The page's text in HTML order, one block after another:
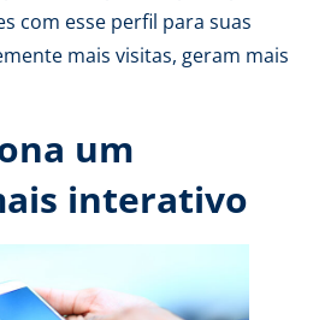
com esse perfil para suas
mais visitas, geram mais
um
interativo